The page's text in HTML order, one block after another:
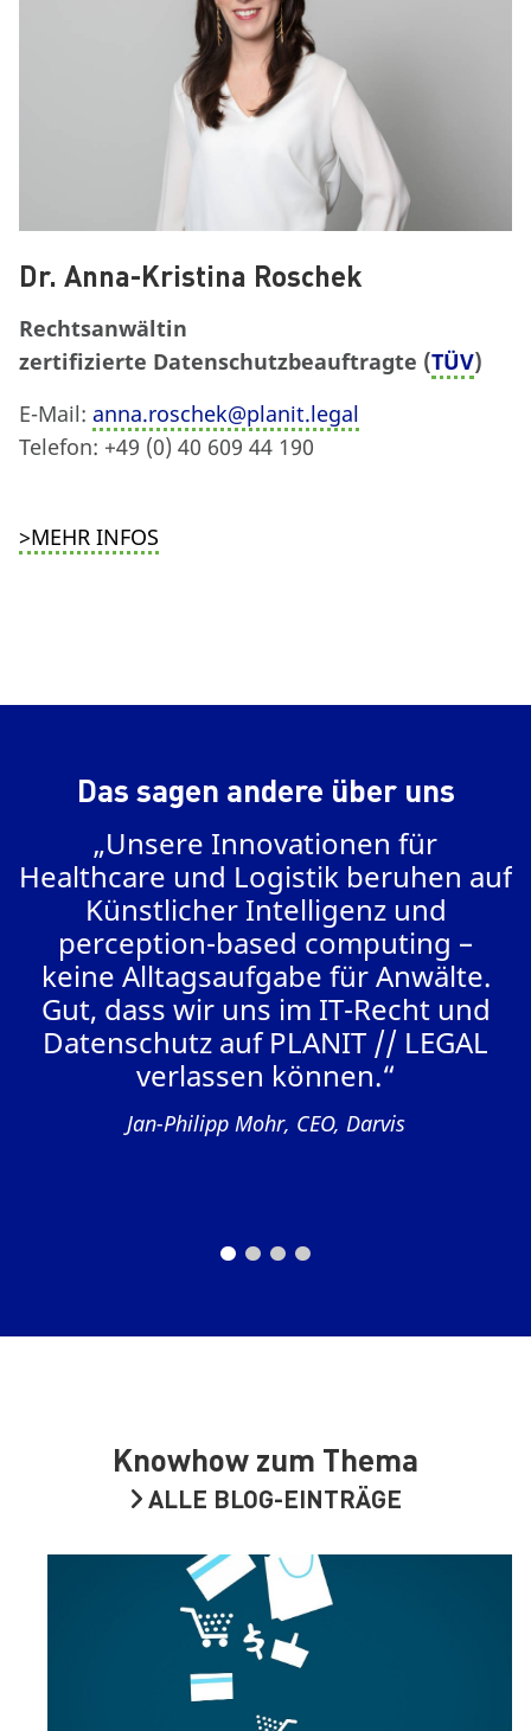
Dr. Anna-Kristina Roschek
Rechtsanwältin
zertifizierte Datenschutzbeauftragte (TÜV)
E-Mail: anna.roschek@planit.legal
Telefon: +49 (0) 40 609 44 190
>MEHR INFOS
Das sagen andere über uns
„Unsere Innovationen für
Healthcare und Logistik beruhen auf
Künstlicher Intelligenz und
perception-based computing –
keine Alltagsaufgabe für Anwälte.
Gut, dass wir uns im IT-Recht und
Datenschutz auf PLANIT // LEGAL
verlassen können.“
Jan-Philipp Mohr, CEO, Darvis
Knowhow zum Thema
ALLE BLOG-EINTRÄGE